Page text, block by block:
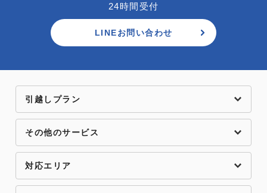
24時間受付
LINEお問い合わせ
引越しプラン
その他のサービス
対応エリア